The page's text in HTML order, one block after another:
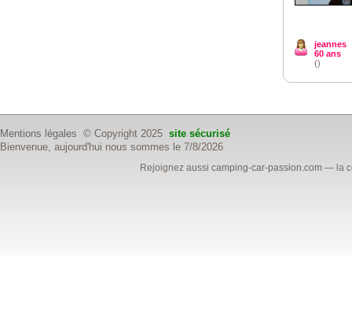
jeannes
60 ans
()
Mentions légales © Copyright 2025 site sécurisé
Bienvenue, aujourd'hui nous sommes le 7/8/2026
Rejoignez aussicamping-car-passion.com — la